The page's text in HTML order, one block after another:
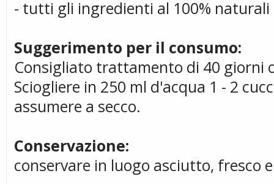
- tutti gli ingredienti al 100% naturali
Suggerimento per il consumo:
Consigliato trattamento di 40 giorni
Sciogliere in 250 ml d'acqua 1 - 2
assumere a secco.
Conservazione:
conservare in luogo asciutto, fresco